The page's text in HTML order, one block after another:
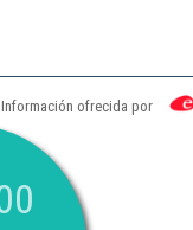
Información ofrecida por